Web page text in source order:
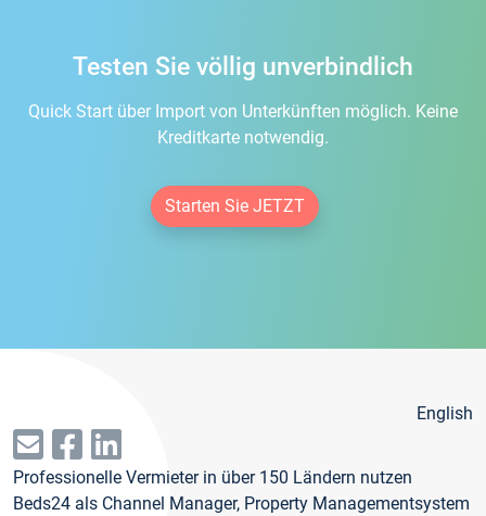
Testen Sie völlig unverbindlich
Quick Start über Import von Unterkünften möglich. Keine
Kreditkarte notwendig.
Starten Sie JETZT
English
Professionelle Vermieter in über 150 Ländern nutzen
Beds24 als Channel Manager, Property Managementsystem